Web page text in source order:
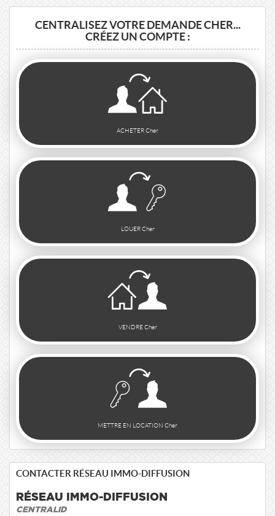
CENTRALISEZ VOTRE DEMANDE CHER...
CRÉEZ UN COMPTE :
ACHETER Cher
LOUER Cher
VENDRE Cher
METTRE EN LOCATION Cher
CONTACTER RÉSEAU IMMO-DIFFUSION
RÉSEAU IMMO-DIFFUSION
CENTRALID